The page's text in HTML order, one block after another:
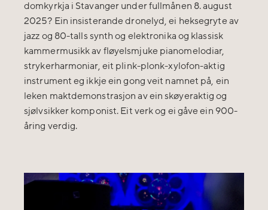
domkyrkja i Stavanger under fullmånen 8. august
2025? Ein insisterande dronelyd, ei heksegryte av
jazz og 80-talls synth og elektronika og klassisk
kammermusikk av fløyelsmjuke pianomelodiar,
strykerharmoniar, eit plink-plonk-xylofon-aktig
instrument eg ikkje ein gong veit namnet på, ein
leken maktdemonstrasjon av ein skøyeraktig og
sjølvsikker komponist. Eit verk og ei gåve ein 900-
åring verdig.